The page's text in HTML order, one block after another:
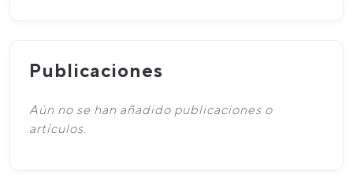
Publicaciones
Aún no se han añadido publicaciones o
artículos.